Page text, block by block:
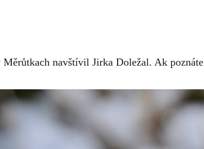
Měrůtkach navštívil Jirka Doležal. Ak